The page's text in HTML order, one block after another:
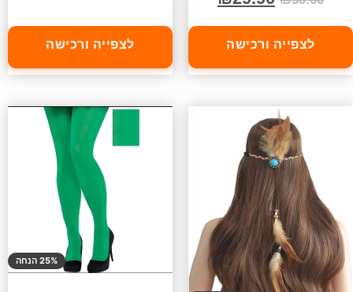
לצפייה ורכישה לצפייה ורכישה
25% הנחה